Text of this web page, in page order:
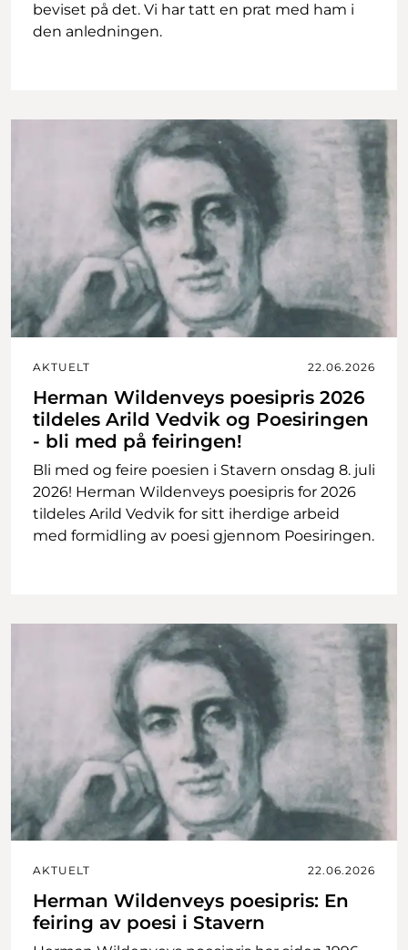
beviset på det. Vi har tatt en prat med ham i
den anledningen.
AKTUELT 22.06.2026
Herman Wildenveys poesipris 2026
tildeles Arild Vedvik og Poesiringen
- bli med på feiringen!
Bli med og feire poesien i Stavern onsdag 8. juli
2026! Herman Wildenveys poesipris for 2026
tildeles Arild Vedvik for sitt iherdige arbeid
med formidling av poesi gjennom Poesiringen.
AKTUELT 22.06.2026
Herman Wildenveys poesipris: En
feiring av poesi i Stavern